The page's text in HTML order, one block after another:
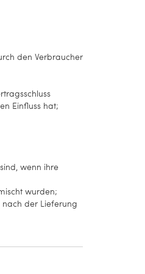
den Verbraucher
Einfluss hat;
wenn ihre
wurden;
der Lieferung